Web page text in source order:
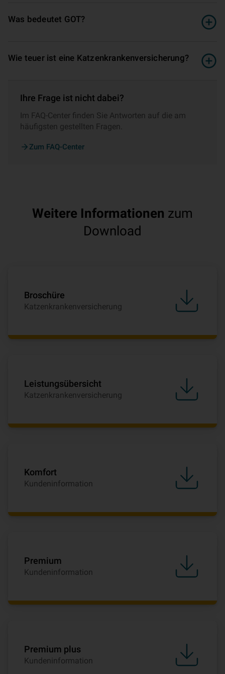
Was bedeutet GOT?
Wie teuer ist eine Katzenkrankenversicherung?
Ihre Frage ist nicht dabei?
Im FAQ-Center finden Sie Antworten auf die am
häufigsten gestellten Fragen.
Zum FAQ-Center
Weitere Informationen zum
Download
Broschüre
Katzenkrankenversicherung
Leistungsübersicht
Katzenkrankenversicherung
Komfort
Kundeninformation
Premium
Kundeninformation
Premium plus
Kundeninformation